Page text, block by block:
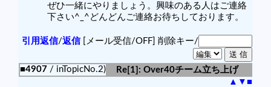
ぜひ一緒にやりましょう。興味のある人はご連絡
下さい^_^どんどんご連絡お待ちしております。
引用返信/返信[メール受信/OFF] 削除キー/
■4907 / inTopicNo.2)
Re[1]: Over40チーム立ち上げ
▲ ▼ ■